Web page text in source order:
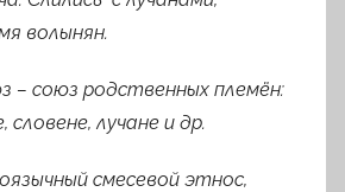
волынян.
– союз родственных племён:
словене, лучане и др.
смесевой этнос,